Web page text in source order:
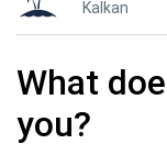
Kalkan
What
you?